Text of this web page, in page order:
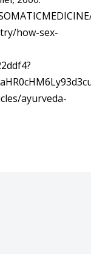
how-sex-
ayurveda-